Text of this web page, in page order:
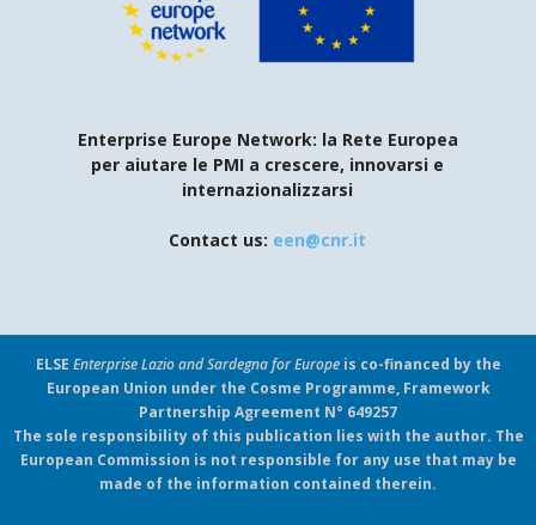
Enterprise Europe Network: la Rete Europea
per aiutare le PMI a crescere, innovarsi e
internazionalizzarsi
Contact us: een@cnr.it
ELSE Enterprise Lazio and Sardegna for Europeis co-financed by the
European Union under the Cosme Programme, Framework
Partnership Agreement N° 649257
The sole responsibility of this publication lies with the author. The
European Commission is not responsible for any use that may be
made of the information contained therein.